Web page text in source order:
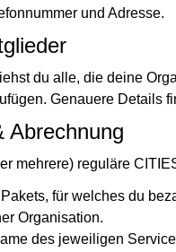
und Adresse.
du alle, die deine
Genauere Details
Abrechnung
mehrere) reguläre
für welches du
Organisation.
des jeweiligen